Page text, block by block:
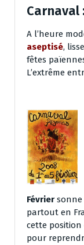
Carnaval
A l’heure
aseptisé,
fêtes
L’extrême
Février sonne
partout en
cette position
pour